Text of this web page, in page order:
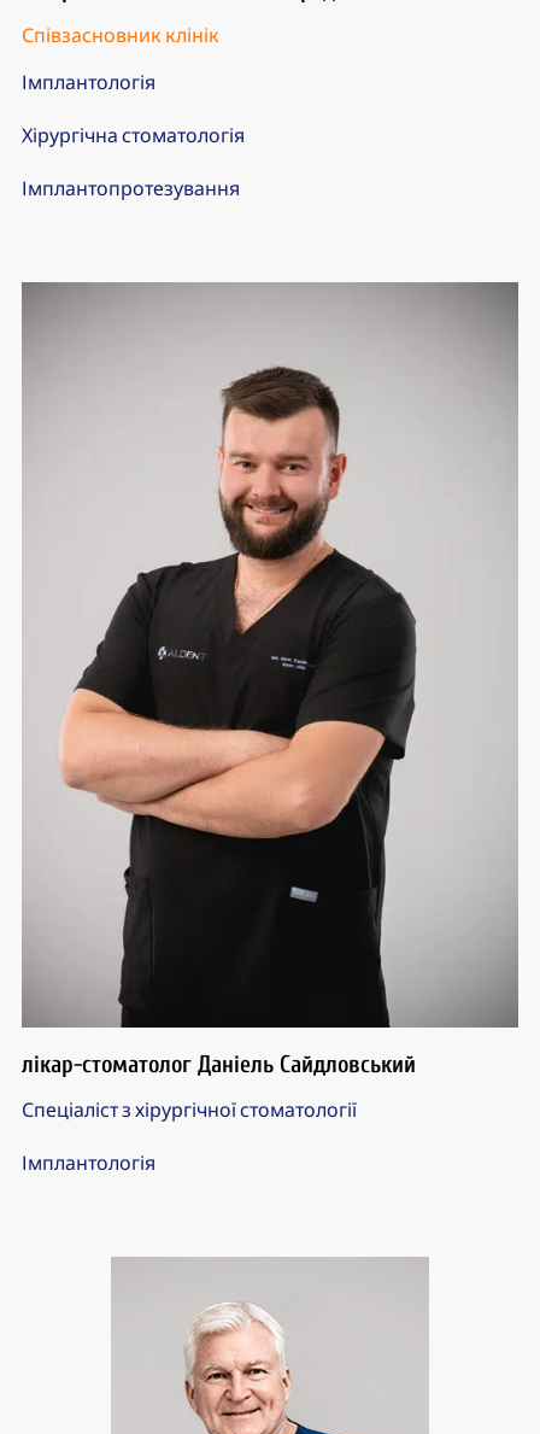
Співзасновник клінік
Імплантологія
Хірургічна стоматологія
Імплантопротезування
лікар-стоматолог Даніель Сайдловський
Спеціаліст з хірургічної стоматології
Імплантологія